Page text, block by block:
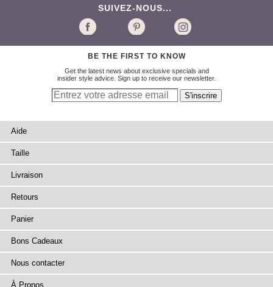
SUIVEZ-NOUS...
BE THE FIRST TO KNOW
Get the latest news about exclusive specials and
insider style advice. Sign up to receive our newsletter.
Aide
Taille
Livraison
Retours
Panier
Bons Cadeaux
Nous contacter
À Propos